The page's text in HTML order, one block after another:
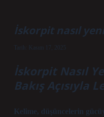
İskorpit nasıl
Tarih: Kasım 17, 2025
İskorpit Nasıl
Bakış Açısıyla
Kelime, düşüncelerin